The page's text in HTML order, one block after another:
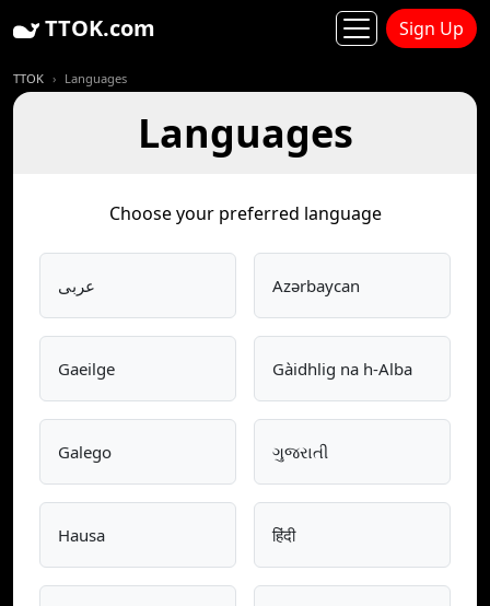
TTOK.com Sign Up
TTOK Languages
Languages
Choose your preferred language
عربى Azərbaycan
Gaeilge Gàidhlig na h-Alba
Galego ગુજરાતી
Hausa हिंदी